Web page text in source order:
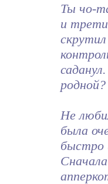
Ты чо-
и
Не
была
быстро